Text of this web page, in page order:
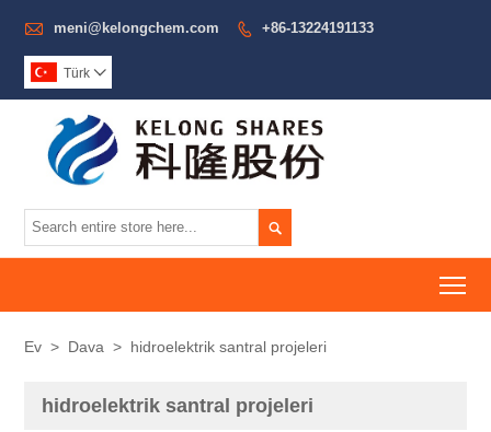
 meni@kelongchem.com  +86-13224191133
Türk 

Ev > Dava > hidroelektrik santral projeleri
hidroelektrik santral projeleri